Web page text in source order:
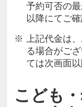
予約可否の
以降にてご
上記代金は
る場合がご
ては次画面
こども